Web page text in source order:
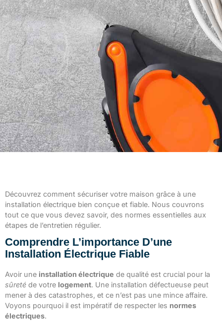
Découvrez comment sécuriser votre maison grâce à une
installation électrique bien conçue et fiable. Nous couvrons
tout ce que vous devez savoir, des normes essentielles aux
étapes de l’entretien régulier.
Comprendre L’importance D’une
Installation Électrique Fiable
Avoir une installation électrique de qualité est crucial pour la
sûreté de votre logement. Une installation défectueuse peut
mener à des catastrophes, et ce n’est pas une mince affaire.
Voyons pourquoi il est impératif de respecter les normes
électriques.